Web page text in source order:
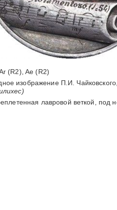
(R2), Ae (R2)
изображение П.И.
лавровой веткой, под